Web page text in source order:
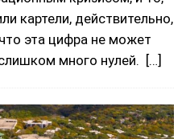
картели, действительно,
эта цифра не может
много нулей.
[…]